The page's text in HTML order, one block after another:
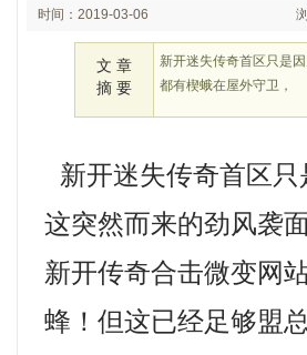
时间：2019-03-06
文 章
摘 要
新开迷失传奇首区只是
都有楔蛾在屋外守卫，
新开迷失传奇首区
这突然而来的劲风袭
新开传奇合击微变网
蜂！但这已经足够盟